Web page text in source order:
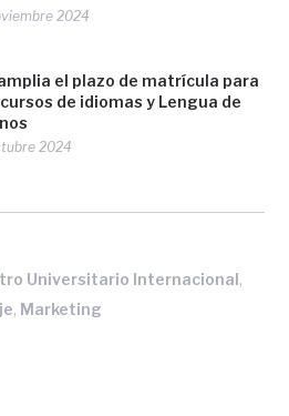
2024
el plazo de matrícula para
de idiomas y Lengua de
2024
Universitario Internacional,
, Marketing